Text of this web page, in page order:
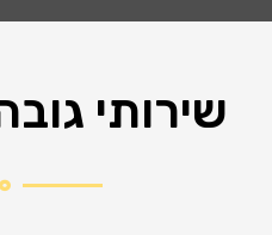
שירותי